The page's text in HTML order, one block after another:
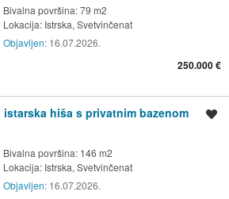
Bivalna površina: 79 m2
Lokacija: Istrska, Svetvinčenat
Objavljen: 16.07.2026.
250.000 €
hiša s privatnim bazenom
Bivalna površina: 146 m2
Lokacija: Istrska, Svetvinčenat
Objavljen: 16.07.2026.